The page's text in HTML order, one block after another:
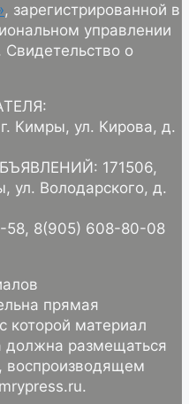
, зарегистрированной в
управлении
о
Кимры, ул. Кирова, д.
171506,
ул. Володарского, д.
8(905) 608-80-08
прямая
которой материал
должна размещаться
воспроизводящем